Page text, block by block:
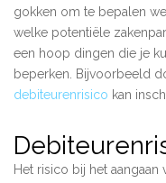
gokken om te bepalen
welke potentiële
een hoop dingen die je
beperken. Bijvoorbeeld
debiteurenrisico kan
Het risico bij het aangaan